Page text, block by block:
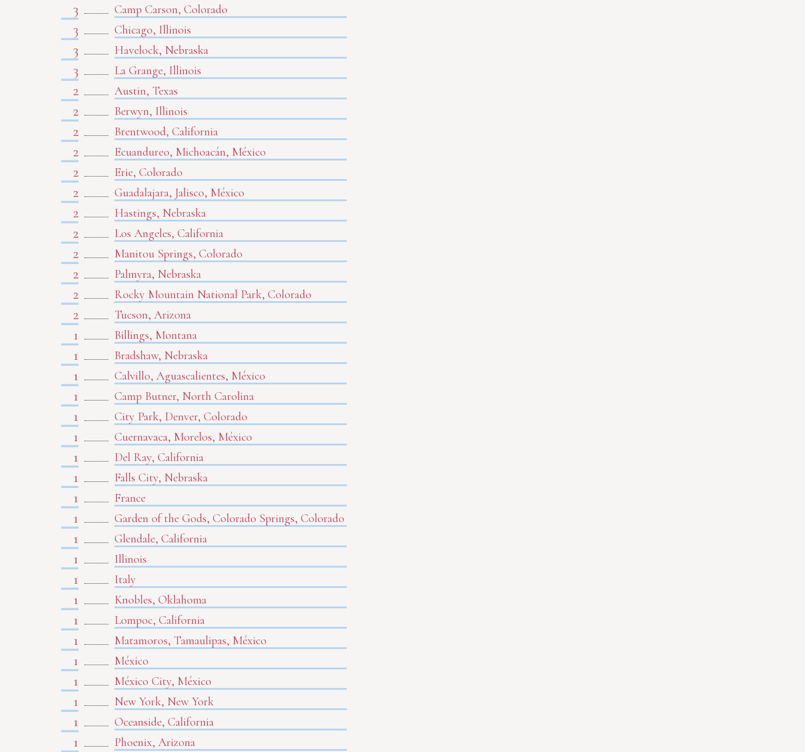
3 Camp Carson, Colorado
3 Chicago, Illinois
3 Havelock, Nebraska
3 La Grange, Illinois
2 Austin, Texas
2 Berwyn, Illinois
2 Brentwood, California
2 Ecuandureo, Michoacán, México
2 Erie, Colorado
2 Guadalajara, Jalisco, México
2 Hastings, Nebraska
2 Los Angeles, California
2 Manitou Springs, Colorado
2 Palmyra, Nebraska
2 Rocky Mountain National Park, Colorado
2 Tucson, Arizona
1 Billings, Montana
1 Bradshaw, Nebraska
1 Calvillo, Aguascalientes, México
1 Camp Butner, North Carolina
1 City Park, Denver, Colorado
1 Cuernavaca, Morelos, México
1 Del Ray, California
1 Falls City, Nebraska
1 France
1 Garden of the Gods, Colorado Springs, Colorado
1 Glendale, California
1 Illinois
1 Italy
1 Knobles, Oklahoma
1 Lompoc, California
1 Matamoros, Tamaulipas, México
1 México
1 México City, México
1 New York, New York
1 Oceanside, California
1 Phoenix, Arizona